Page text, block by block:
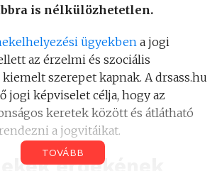
is nélkülözhetetlen.
ügyekbena jogi
az érzelmi és szociális
szerepet kapnak. A drsass.hu
jogi képviselet célja, hogy az
keretek között és átlátható
a jogvitáikat.
érdekének
TOVÁBB